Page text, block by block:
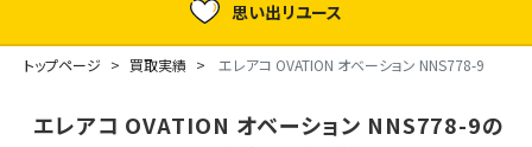
思い出リユース
トップページ 買取実績 エレアコ OVATION オベーション NNS778-9
エレアコ OVATION オベーション NNS778-9の